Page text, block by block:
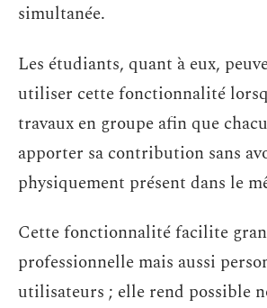
simultanée.
Les étudiants, quant à eux,
utiliser cette fonctionnalité
travaux en groupe afin que
apporter sa contribution sans
physiquement présent dans le
Cette fonctionnalité facilite
professionnelle mais aussi
utilisateurs ; elle rend possible